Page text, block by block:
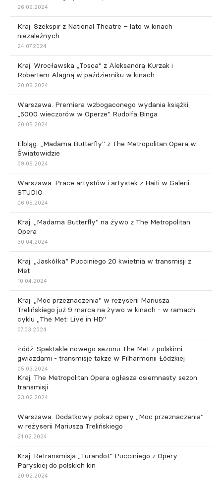
26.09.2024
Kraj. Szekspir z National Theatre – lato w kinach
niezależnych
24.07.2024
Kraj. Wrocławska „Tosca” z Aleksandrą Kurzak i
Robertem Alagną w październiku w kinach
20.06.2024
Warszawa. Premiera wzbogaconego wydania książki
„5000 wieczorów w Operze” Rudolfa Binga
20.05.2024
Elbląg. „Madama Butterfly" z The Metropolitan Opera w
Światowidzie
09.05.2024
Warszawa. Prace artystów i artystek z Haiti w Galerii
STUDIO
06.05.2024
Kraj. „Madama Butterfly" na żywo z The Metropolitan
Opera
30.04.2024
Kraj. „Jaskółka” Pucciniego 20 kwietnia w transmisji z
Met
10.04.2024
Kraj. „Moc przeznaczenia" w reżyserii Mariusza
Trelińskiego już 9 marca na żywo w kinach - w ramach
cyklu „The Met: Live in HD"
07.03.2024
Łódź. Spektakle nowego sezonu The Met z polskimi
gwiazdami - transmisje także w Filharmonii Łódzkiej
05.03.2024
Kraj. The Metropolitan Opera ogłasza osiemnasty sezon
transmisji
23.02.2024
Warszawa. Dodatkowy pokaz opery „Moc przeznaczenia”
w reżyserii Mariusza Trelińskiego
21.02.2024
Kraj. Retransmisja „Turandot” Pucciniego z Opery
Paryskiej do polskich kin
20.02.2024